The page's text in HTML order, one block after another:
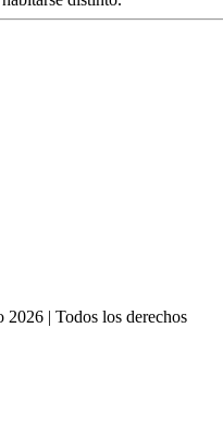
2026 |Todos los derechos